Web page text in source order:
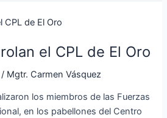
el CPL de El Oro
/ Mgtr. Carmen Vásquez
los miembros de las Fuerzas
en los pabellones del Centro